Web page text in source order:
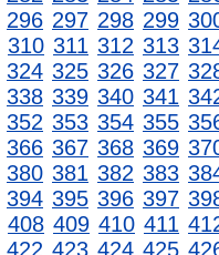
296 297 298 299
310 311 312 313
324 325 326 327
338 339 340 341
352 353 354 355
366 367 368 369
380 381 382 383
394 395 396 397
408 409 410 411
422 423 424 425